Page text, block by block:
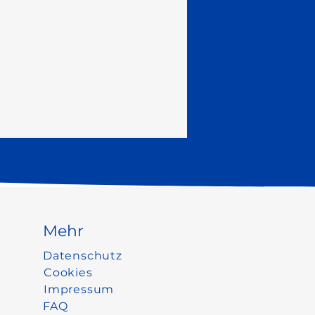
Mehr
Datenschutz
Cookies
Impressum
FAQ